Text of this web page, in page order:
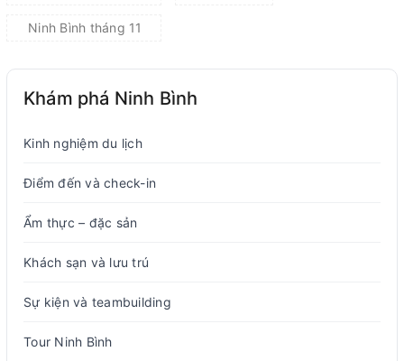
Ninh Bình tháng 11
Khám phá Ninh Bình
Kinh nghiệm du lịch
Điểm đến và check-in
Ẩm thực – đặc sản
Khách sạn và lưu trú
Sự kiện và teambuilding
Tour Ninh Bình